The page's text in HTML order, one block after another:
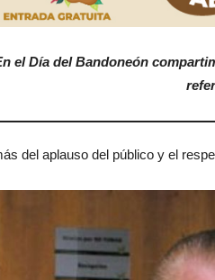
el Día del Bandoneón
del aplauso del público y el